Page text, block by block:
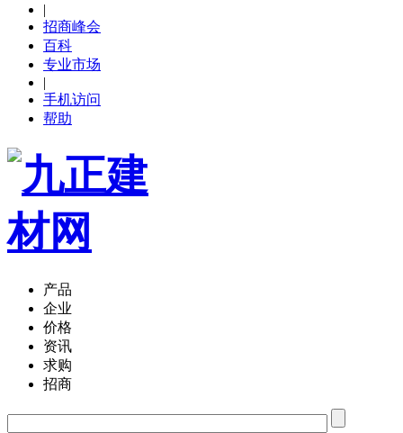
|
招商峰会
百科
专业市场
|
手机访问
帮助
产品
企业
价格
资讯
求购
招商